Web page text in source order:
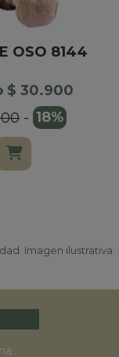
OSO 8144
$ 30.900
-18%
Imagen ilustrativa.